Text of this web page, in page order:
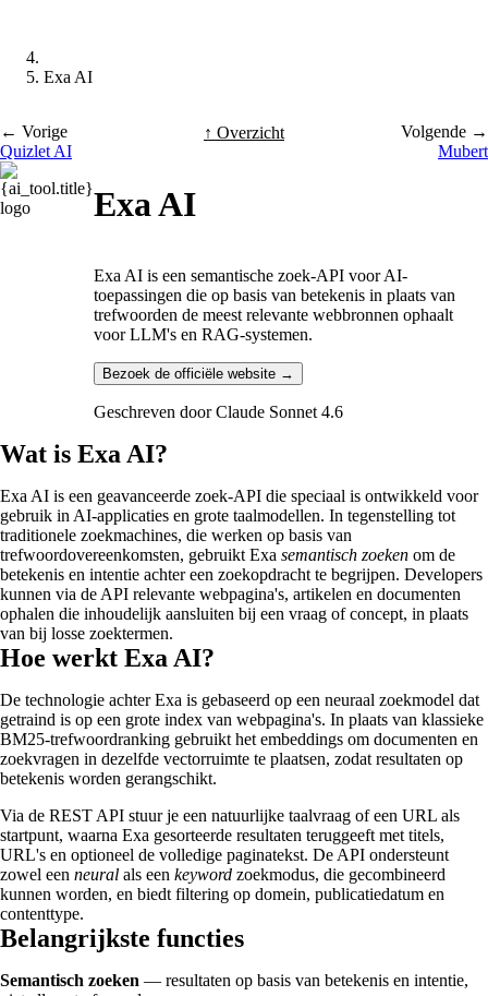
Exa AI
← Vorige
Quizlet AI
↑ Overzicht
Volgende →
Mubert
Exa AI
Exa AI is een semantische zoek-API voor AI-
toepassingen die op basis van betekenis in plaats van
trefwoorden de meest relevante webbronnen ophaalt
voor LLM's en RAG-systemen.
Bezoek de officiële website →
Geschreven doorClaude Sonnet 4.6
Wat is Exa AI?
Exa AI is een geavanceerde zoek-API die speciaal is ontwikkeld voor
gebruik in AI-applicaties en grote taalmodellen. In tegenstelling tot
traditionele zoekmachines, die werken op basis van
trefwoordovereenkomsten, gebruikt Exa semantisch zoeken om de
betekenis en intentie achter een zoekopdracht te begrijpen. Developers
kunnen via de API relevante webpagina's, artikelen en documenten
ophalen die inhoudelijk aansluiten bij een vraag of concept, in plaats
van bij losse zoektermen.
Hoe werkt Exa AI?
De technologie achter Exa is gebaseerd op een neuraal zoekmodel dat
getraind is op een grote index van webpagina's. In plaats van klassieke
BM25-trefwoordranking gebruikt het embeddings om documenten en
zoekvragen in dezelfde vectorruimte te plaatsen, zodat resultaten op
betekenis worden gerangschikt.
Via de REST API stuur je een natuurlijke taalvraag of een URL als
startpunt, waarna Exa gesorteerde resultaten teruggeeft met titels,
URL's en optioneel de volledige paginatekst. De API ondersteunt
zowel een neural als een keyword zoekmodus, die gecombineerd
kunnen worden, en biedt filtering op domein, publicatiedatum en
contenttype.
Belangrijkste functies
Semantisch zoeken — resultaten op basis van betekenis en intentie,